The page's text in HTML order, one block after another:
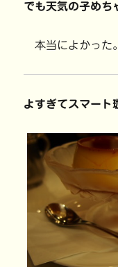
でも天気の子めち
本当によかった。
よすぎてスマート